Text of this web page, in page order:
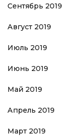
Сентябрь 2019
Август 2019
Июль 2019
Июнь 2019
Май 2019
Апрель 2019
Март 2019